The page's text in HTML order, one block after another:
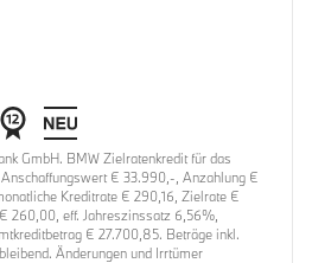
GmbH. BMW Zielratenkredit für das
€ 33.990,-, Anzahlung €
Kreditrate € 290,16, Zielrate €
260,00, eff. Jahreszinssatz 6,56%,
€ 27.700,85. Beträge inkl.
Änderungen und Irrtümer